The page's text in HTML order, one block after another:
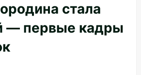
стала
— первые кадры